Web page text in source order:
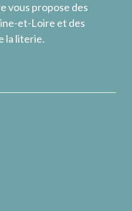
vous propose des
et-Loire et des
la literie.